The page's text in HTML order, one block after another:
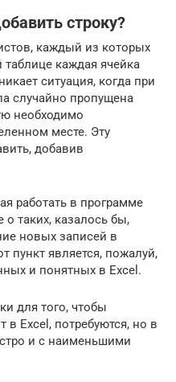
строку?
каждый из которых
таблице каждая ячейка
ситуация, когда при
случайно пропущена
необходимо
месте. Эту
добавив
работать в программе
таких, казалось бы,
новых записей в
пункт является, пожалуй,
и понятных в Excel.
для того, чтобы
в Excel, потребуются, но в
и с наименьшими